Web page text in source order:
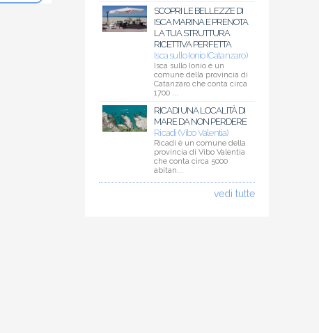
SCOPRI LE BELLEZZE DI
ISCA MARINA E PRENOTA
LA TUA STRUTTURA
RICETTIVA PERFETTA
Isca sullo Ionio (Catanzaro)
Isca sullo Ionio è un
comune della provincia di
Catanzaro che conta circa
1700 ...
RICADI UNA LOCALITÀ DI
MARE DA NON PERDERE
Ricadi (Vibo Valentia)
Ricadi è un comune della
provincia di Vibo Valentia
che conta circa 5000
abitan...
vedi tutte